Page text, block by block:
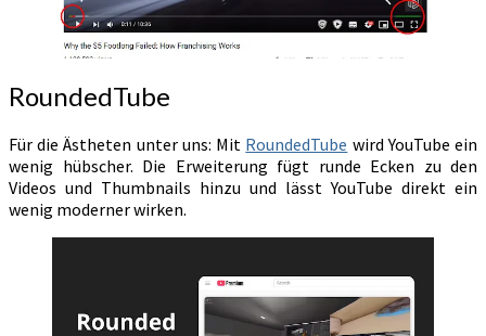
RoundedTube
Für die Ästheten unter uns: Mit RoundedTube wird YouTube ein
wenig hübscher. Die Erweiterung fügt runde Ecken zu den
Videos und Thumbnails hinzu und lässt YouTube direkt ein
wenig moderner wirken.